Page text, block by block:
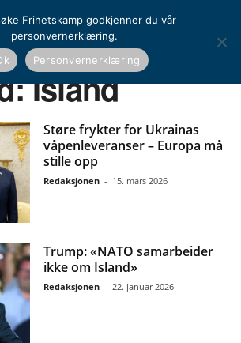
Island
Støre frykter for Ukrainas
våpenleveranser – Europa må
stille opp
Redaksjonen - 15. mars 2026
Trump: «NATO samarbeider
ikke om Island»
Redaksjonen - 22. januar 2026
Frihetskamp godkjenner du vår
personvernerklæring.
Personvernerklæring